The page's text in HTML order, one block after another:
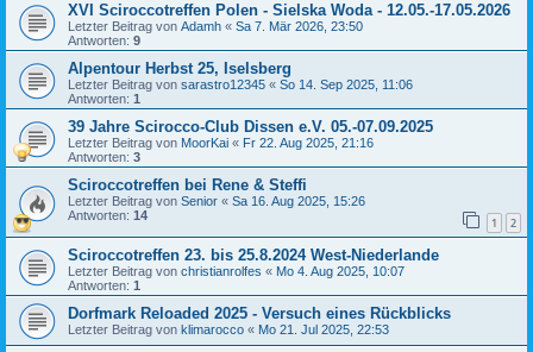
XVI Sciroccotreffen Polen - Sielska Woda - 12.05.-17.05.2026
Letzter Beitrag von Adamh « Sa 7. Mär 2026, 23:50
Antworten: 9
Alpentour Herbst 25, Iselsberg
Letzter Beitrag von sarastro12345 « So 14. Sep 2025, 11:06
Antworten: 1
39 Jahre Scirocco-Club Dissen e.V. 05.-07.09.2025
Letzter Beitrag von MoorKai « Fr 22. Aug 2025, 21:16
Antworten: 3
Sciroccotreffen bei Rene & Steffi
Letzter Beitrag von Senior « Sa 16. Aug 2025, 15:26
Antworten: 14 1 2
Sciroccotreffen 23. bis 25.8.2024 West-Niederlande
Letzter Beitrag von christianrolfes « Mo 4. Aug 2025, 10:07
Antworten: 1
Dorfmark Reloaded 2025 - Versuch eines Rückblicks
Letzter Beitrag von klimarocco « Mo 21. Jul 2025, 22:53